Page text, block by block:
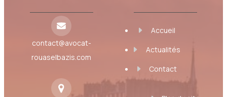
contact@avocat-
rouaselbazis.com
Accueil
Actualités
Contact